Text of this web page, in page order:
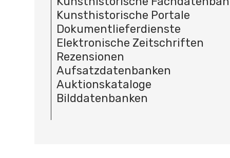
Kunsthistorische Portale
Dokumentlieferdienste
Elektronische Zeitschriften
Rezensionen
Aufsatzdatenbanken
Auktionskataloge
Bilddatenbanken